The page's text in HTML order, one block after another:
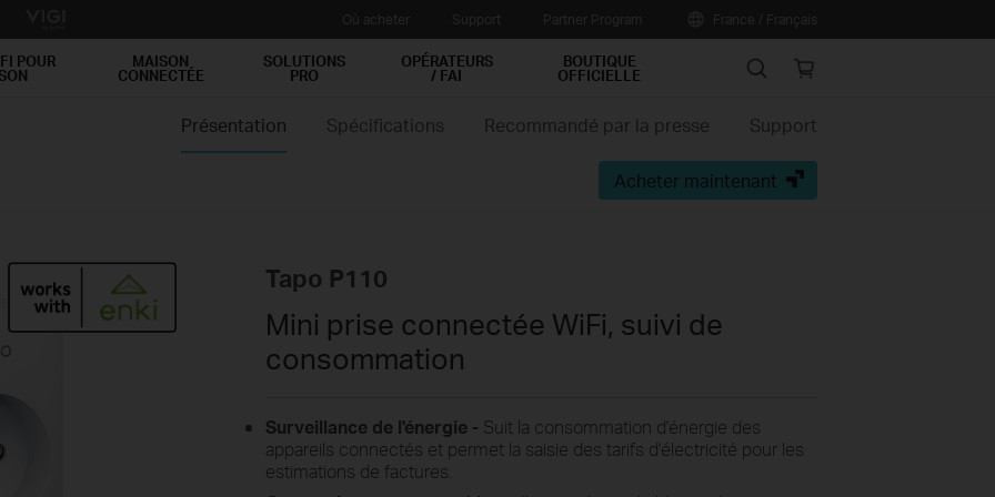
POUR MAISON
CONNECTÉE
SOLUTIONS
PRO
OPÉRATEURS
/ FAI
BOUTIQUE
OFFICIELLE Search Online
Présentation Spécifications Recommandé par la presse Support
Acheter maintenant
Tapo P110
Mini prise connectée WiFi, suivi de
consommation
Surveillance de l'énergie - Suit la consommation d'énergie des
appareils connectés et permet la saisie des tarifs d'électricité pour les
estimations de factures.